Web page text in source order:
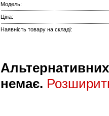
Модель:
Ціна:
Наявність товару на складі:
Альтернативних
немає.